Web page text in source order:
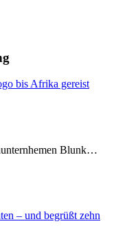
Blunk…
– und begrüßt zehn